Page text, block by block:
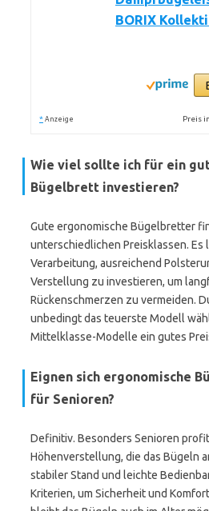
BORIX
* Anzeige Preis
Wie viel sollte ich für ein
Bügelbrett investieren?
Gute ergonomische Bügelbretter
unterschiedlichen Preisklassen. Es
Verarbeitung, ausreichend
Verstellung zu investieren, um
Rückenschmerzen zu vermeiden.
unbedingt das teuerste Modell
Mittelklasse-Modelle ein gutes
Eignen sich ergonomische
für Senioren?
Definitiv. Besonders Senioren
Höhenverstellung, die das Bügeln
stabiler Stand und leichte
Kriterien, um Sicherheit und